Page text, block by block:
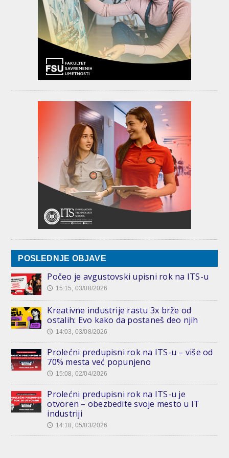
POSLEDNJE OBJAVE
Počeo je avgustovski upisni rok na ITS-u
🕔 15:15, 03/08/2026
Kreativne industrije rastu 3x brže od
ostalih: Evo kako da postaneš deo njih
🕔 14:03, 03/08/2026
Prolećni predupisni rok na ITS-u – više od
70% mesta već popunjeno
🕔 15:08, 02/04/2026
Prolećni predupisni rok na ITS-u je
otvoren – obezbedite svoje mesto u IT
industriji
🕔 14:18, 05/03/2026